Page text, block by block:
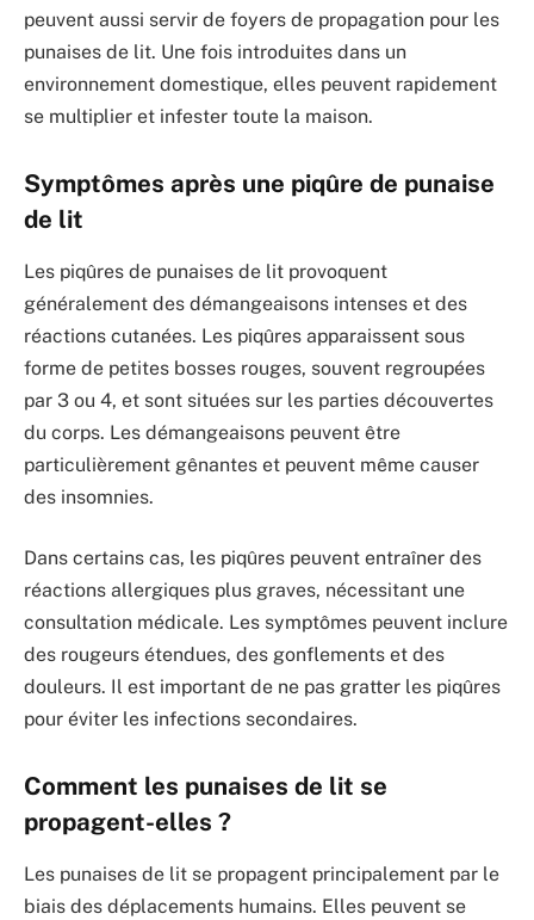
peuvent aussi servir de foyers de propagation pour les
punaises de lit. Une fois introduites dans un
environnement domestique, elles peuvent rapidement
se multiplier et infester toute la maison.
Symptômes après une piqûre de punaise
de lit
Les piqûres de punaises de lit provoquent
généralement des démangeaisons intenses et des
réactions cutanées. Les piqûres apparaissent sous
forme de petites bosses rouges, souvent regroupées
par 3 ou 4, et sont situées sur les parties découvertes
du corps. Les démangeaisons peuvent être
particulièrement gênantes et peuvent même causer
des insomnies.
Dans certains cas, les piqûres peuvent entraîner des
réactions allergiques plus graves, nécessitant une
consultation médicale. Les symptômes peuvent inclure
des rougeurs étendues, des gonflements et des
douleurs. Il est important de ne pas gratter les piqûres
pour éviter les infections secondaires.
Comment les punaises de lit se
propagent-elles ?
Les punaises de lit se propagent principalement par le
biais des déplacements humains. Elles peuvent se